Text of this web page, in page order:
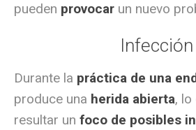
pueden provocar un nuevo
Infección
Durante la práctica de una
produce una herida abierta, lo
resultar un foco de posibles